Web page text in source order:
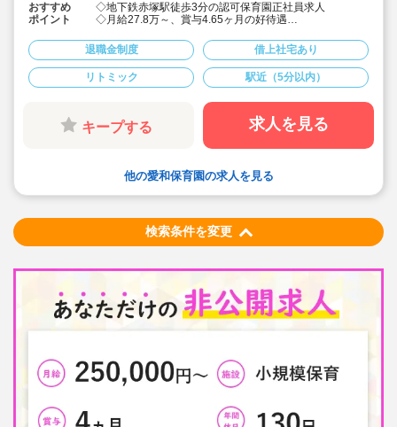
おすすめ
ポイント
◇地下鉄赤塚駅徒歩3分の認可保育園正社員求人
◇月給27.8万～、賞与4.65ヶ月の好待遇
◇リトミック活動などの取り組みに力を入れて保育を行
っております
退職金制度 借上社宅あり
リトミック 駅近（5分以内）
キープする 求人を見る
他の愛和保育園の求人を見る
検索条件を変更